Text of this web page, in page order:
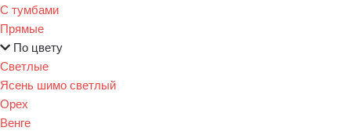
С тумбами
Прямые
По цвету
Светлые
Ясень шимо светлый
Орех
Венге